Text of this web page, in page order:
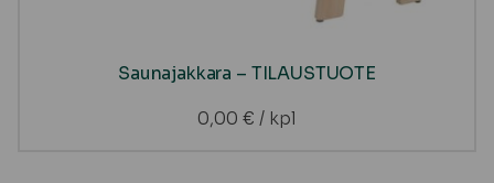
Saunajakkara – TILAUSTUOTE
0,00 € / kpl